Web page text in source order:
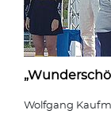
Wolfgang